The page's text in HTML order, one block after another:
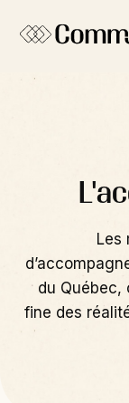
Les
du Québec,
fine des